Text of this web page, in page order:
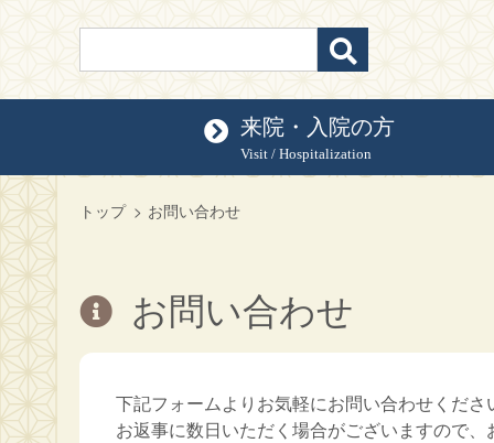
来院・入院の方
Visit / Hospitalization
トップ お問い合わせ
お問い合わせ
下記フォームよりお気軽にお問い合わせくださ
お返事に数日いただく場合がございますので、